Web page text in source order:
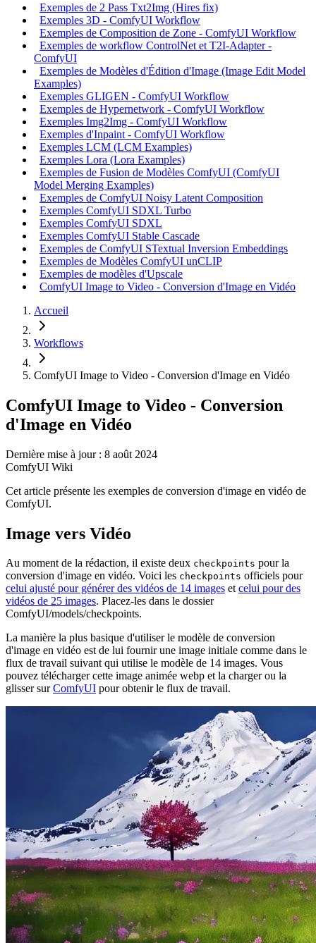
Exemples de 2 Pass Txt2Img (Hires fix)
Exemples 3D - ComfyUI Workflow
Exemples de Composition de Zone - ComfyUI Workflow
Exemples de workflow ControlNet et T2I-Adapter -
ComfyUI
Exemples de Modèles d'Édition d'Image (Image Edit Model
Examples)
Exemples GLIGEN - ComfyUI Workflow
Exemples de Hypernetwork - ComfyUI Workflow
Exemples Img2Img - ComfyUI Workflow
Exemples d'Inpaint - ComfyUI Workflow
Exemples LCM (LCM Examples)
Exemples Lora (Lora Examples)
Exemples de Fusion de Modèles ComfyUI (ComfyUI
Model Merging Examples)
Exemples de ComfyUI Noisy Latent Composition
Exemples ComfyUI SDXL Turbo
Exemples ComfyUI SDXL
Exemples ComfyUI Stable Cascade
Exemples de ComfyUI STextual Inversion Embeddings
Exemples de Modèles ComfyUI unCLIP
Exemples de modèles d'Upscale
ComfyUI Image to Video - Conversion d'Image en Vidéo
Accueil
Workflows
ComfyUI Image to Video - Conversion d'Image en Vidéo
ComfyUI Image to Video - Conversion
d'Image en Vidéo
Dernière mise à jour : 8 août 2024
ComfyUI Wiki
Cet article présente les exemples de conversion d'image en vidéo de
ComfyUI.
Image vers Vidéo
Au moment de la rédaction, il existe deux checkpoints pour la
conversion d'image en vidéo. Voici les checkpoints officiels pour
celui ajusté pour générer des vidéos de 14 images etcelui pour des
vidéos de 25 images. Placez-les dans le dossier
ComfyUI/models/checkpoints.
La manière la plus basique d'utiliser le modèle de conversion
d'image en vidéo est de lui fournir une image initiale comme dans le
flux de travail suivant qui utilise le modèle de 14 images. Vous
pouvez télécharger cette image animée webp et la charger ou la
glisser surComfyUI pour obtenir le flux de travail.